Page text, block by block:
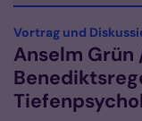
Datum: 14. Juni
Vortrag und
Anselm Grün